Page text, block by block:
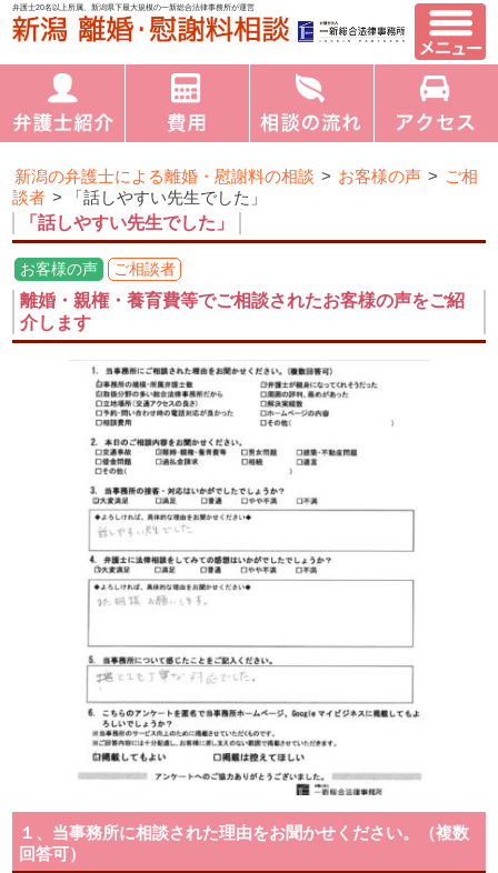
弁護士20名以上所属、新潟県下最大規模の一新総合法律事務所が運営
新潟の弁護士による離婚・慰謝料の相談 > お客様の声 > ご相
談者 >
「話しやすい先生でした」
「話しやすい先生でした」
お客様の声 ご相談者
離婚・親権・養育費等でご相談されたお客様の声をご紹
介します
１、当事務所に相談された理由をお聞かせください。（複数
回答可）